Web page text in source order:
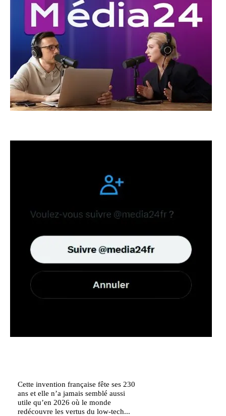
Cette invention française fête ses 230
ans et elle n’a jamais semblé aussi
utile qu’en 2026 où le monde
redécouvre les vertus du low-tech...